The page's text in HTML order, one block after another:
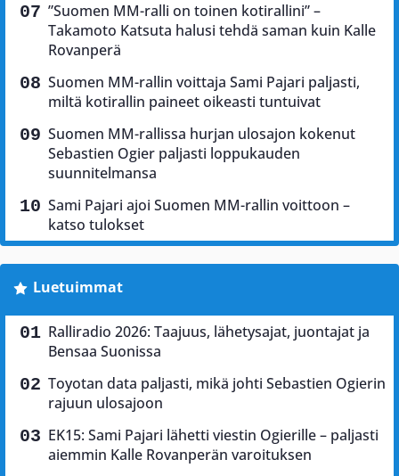
”Suomen MM-ralli on toinen kotirallini” –
Takamoto Katsuta halusi tehdä saman kuin Kalle
Rovanperä
Suomen MM-rallin voittaja Sami Pajari paljasti,
miltä kotirallin paineet oikeasti tuntuivat
Suomen MM-rallissa hurjan ulosajon kokenut
Sebastien Ogier paljasti loppukauden
suunnitelmansa
Sami Pajari ajoi Suomen MM-rallin voittoon –
katso tulokset
Luetuimmat
Ralliradio 2026: Taajuus, lähetysajat, juontajat ja
Bensaa Suonissa
Toyotan data paljasti, mikä johti Sebastien Ogierin
rajuun ulosajoon
EK15: Sami Pajari lähetti viestin Ogierille – paljasti
aiemmin Kalle Rovanperän varoituksen